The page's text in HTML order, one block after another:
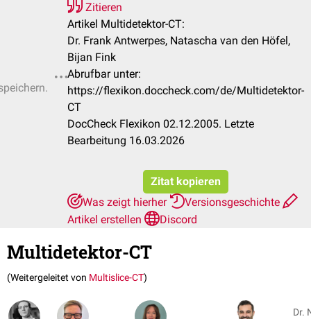
Zitieren
Artikel Multidetektor-CT:
Dr. Frank Antwerpes, Natascha van den Höfel,
Bijan Fink
Abrufbar unter:
https://flexikon.doccheck.com/de/Multidetektor-
CT
DocCheck Flexikon 02.12.2005. Letzte
Bearbeitung 16.03.2026
Zitat kopieren
Was zeigt hierher
Versionsgeschichte
Artikel erstellen
Discord
Multidetektor-CT
(Weitergeleitet von Multislice-CT)
Dr.